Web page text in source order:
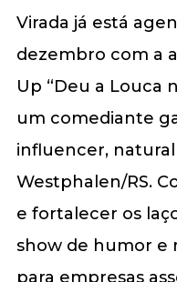
Virada já está
dezembro com a
Up “Deu a Louca
um comediante
influencer,
Westphalen/RS.
e fortalecer os
show de humor e
para empresas